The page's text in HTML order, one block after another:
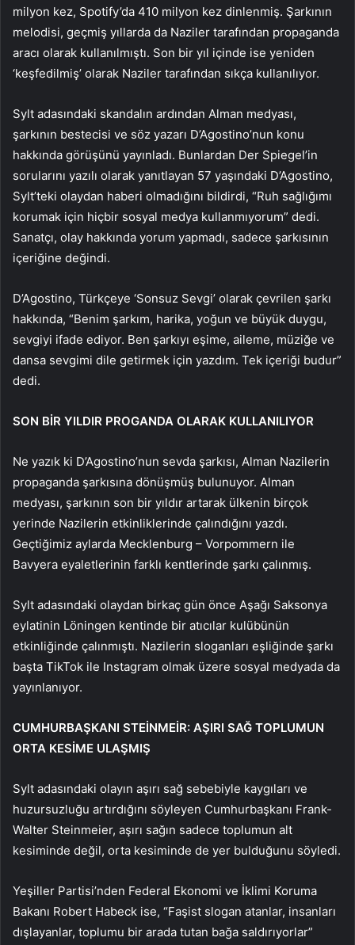
milyon kez, Spotify’da 410 milyon kez dinlenmiş. Şarkının
melodisi, geçmiş yıllarda da Naziler tarafından propaganda
aracı olarak kullanılmıştı. Son bir yıl içinde ise yeniden
‘keşfedilmiş’ olarak Naziler tarafından sıkça kullanılıyor.
Sylt adasındaki skandalın ardından Alman medyası,
şarkının bestecisi ve söz yazarı D’Agostino’nun konu
hakkında görüşünü yayınladı. Bunlardan Der Spiegel’in
sorularını yazılı olarak yanıtlayan 57 yaşındaki D’Agostino,
Sylt’teki olaydan haberi olmadığını bildirdi, “Ruh sağlığımı
korumak için hiçbir sosyal medya kullanmıyorum” dedi.
Sanatçı, olay hakkında yorum yapmadı, sadece şarkısının
içeriğine değindi.
D’Agostino, Türkçeye ‘Sonsuz Sevgi’ olarak çevrilen şarkı
hakkında, “Benim şarkım, harika, yoğun ve büyük duygu,
sevgiyi ifade ediyor. Ben şarkıyı eşime, aileme, müziğe ve
dansa sevgimi dile getirmek için yazdım. Tek içeriği budur”
dedi.
SON BİR YILDIR PROGANDA OLARAK KULLANILIYOR
Ne yazık ki D’Agostino’nun sevda şarkısı, Alman Nazilerin
propaganda şarkısına dönüşmüş bulunuyor. Alman
medyası, şarkının son bir yıldır artarak ülkenin birçok
yerinde Nazilerin etkinliklerinde çalındığını yazdı.
Geçtiğimiz aylarda Mecklenburg – Vorpommern ile
Bavyera eyaletlerinin farklı kentlerinde şarkı çalınmış.
Sylt adasındaki olaydan birkaç gün önce Aşağı Saksonya
eylatinin Löningen kentinde bir atıcılar kulübünün
etkinliğinde çalınmıştı. Nazilerin sloganları eşliğinde şarkı
başta TikTok ile Instagram olmak üzere sosyal medyada da
yayınlanıyor.
CUMHURBAŞKANI STEİNMEİR: AŞIRI SAĞ TOPLUMUN
ORTA KESİME ULAŞMIŞ
Sylt adasındaki olayın aşırı sağ sebebiyle kaygıları ve
huzursuzluğu artırdığını söyleyen Cumhurbaşkanı Frank-
Walter Steinmeier, aşırı sağın sadece toplumun alt
kesiminde değil, orta kesiminde de yer bulduğunu söyledi.
Yeşiller Partisi’nden Federal Ekonomi ve İklimi Koruma
Bakanı Robert Habeck ise, “Faşist slogan atanlar, insanları
dışlayanlar, toplumu bir arada tutan bağa saldırıyorlar”